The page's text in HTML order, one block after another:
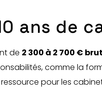
ans de
de 2 300 à 2 700 €
comme la
pour les